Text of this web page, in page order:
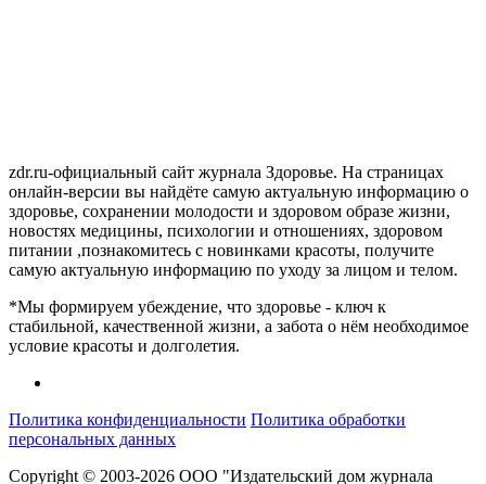
zdr.ru-официальный сайт журнала Здоровье. На страницах
онлайн-версии вы найдёте самую актуальную информацию о
здоровье, сохранении молодости и здоровом образе жизни,
новостях медицины, психологии и отношениях, здоровом
питании ,познакомитесь с новинками красоты, получите
самую актуальную информацию по уходу за лицом и телом.
*Мы формируем убеждение, что здоровье - ключ к
стабильной, качественной жизни, а забота о нём необходимое
условие красоты и долголетия.
Политика конфиденциальности Политика обработки
персональных данных
Copyright © 2003-2026 ООО "Издательский дом журнала